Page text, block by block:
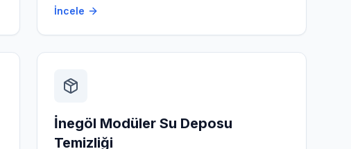
İncele
İnegöl Modüler Su Deposu
Temizliği